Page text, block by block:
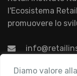
Diamo valore
l'Ecosistema
promuovere lo
Associazione